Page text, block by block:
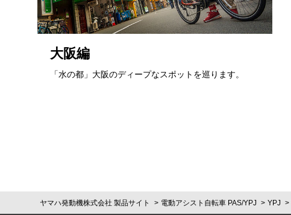
大阪編
「水の都」大阪のディープなスポットを巡ります。
ヤマハ発動機株式会社 製品サイト 電動アシスト自転車 PAS/YPJ YPJ